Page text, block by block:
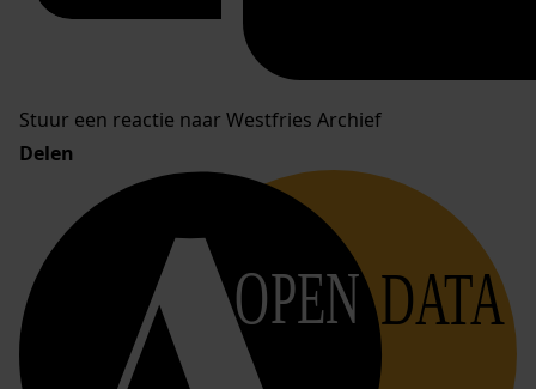
Stuur een reactie naar Westfries Archief
Delen
OPEN DATA